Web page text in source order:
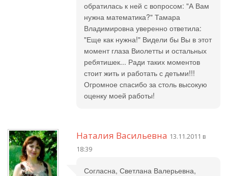
обратилась к ней с вопросом: "А Вам
нужна математика?" Тамара
Владимировна уверенно ответила:
"Еще как нужна!" Видели бы Вы в этот
момент глаза Виолетты и остальных
ребятишек... Ради таких моментов
стоит жить и работать с детьми!!!
Огромное спасибо за столь высокую
оценку моей работы!
Наталия Васильевна 13.11.2011 в
18:39
Согласна, Светлана Валерьевна,